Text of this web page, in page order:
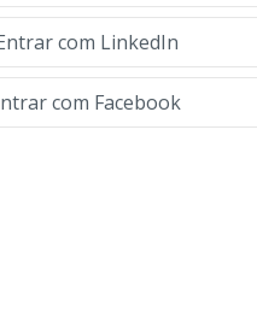
com LinkedIn
com Facebook